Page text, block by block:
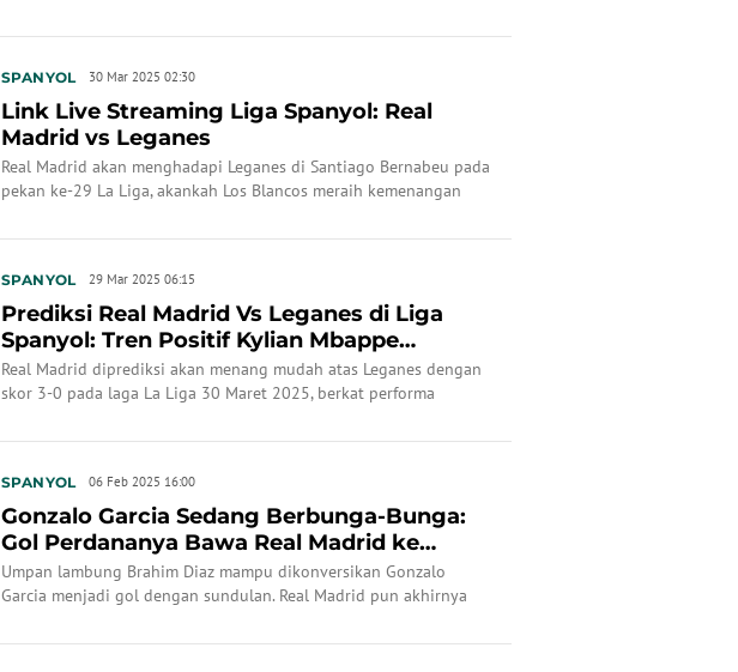
SPANYOL 30 Mar 2025 02:30
Link Live Streaming Liga Spanyol: Real
Madrid vs Leganes
Real Madrid akan menghadapi Leganes di Santiago Bernabeu pada
pekan ke-29 La Liga, akankah Los Blancos meraih kemenangan
SPANYOL 29 Mar 2025 06:15
Prediksi Real Madrid Vs Leganes di Liga
Spanyol: Tren Positif Kylian Mbappe
Berlanjut?
Real Madrid diprediksi akan menang mudah atas Leganes dengan
skor 3-0 pada laga La Liga 30 Maret 2025, berkat performa
SPANYOL 06 Feb 2025 16:00
Gonzalo Garcia Sedang Berbunga-Bunga:
Gol Perdananya Bawa Real Madrid ke
Semifinal Copa de...
Umpan lambung Brahim Diaz mampu dikonversikan Gonzalo
Garcia menjadi gol dengan sundulan. Real Madrid pun akhirnya